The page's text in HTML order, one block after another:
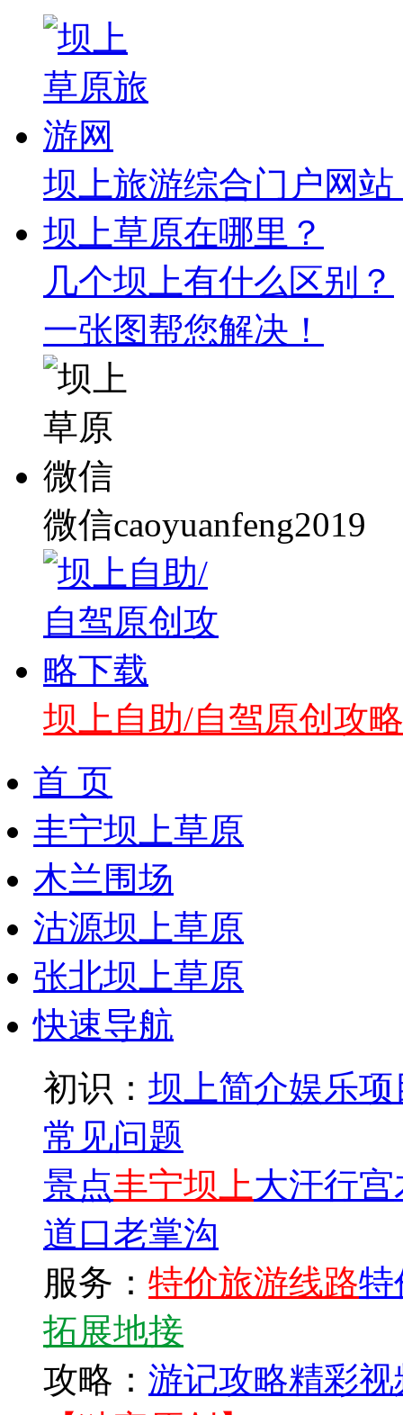
坝上旅游综合门户网站
坝上草原在哪里？
几个坝上有什么区别？
一张图帮您解决！
微信caoyuanfeng2019
坝上自助/自驾原创攻
首 页
丰宁坝上草原
木兰围场
沽源坝上草原
张北坝上草原
快速导航
初识： 坝上简介娱乐项
常见问题
景点丰宁坝上大汗行宫
道口老掌沟
服务： 特价旅游线路特
拓展地接
攻略： 游记攻略精彩视